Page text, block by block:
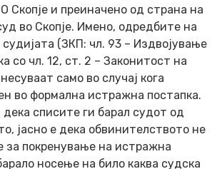
Скопје и преиначено од страна на
во Скопје. Имено, одредбите на
судијата (ЗКП: чл. 93 – Издвојување
со чл. 12, ст. 2 – Законитост на
само во случај кога
во формална истражна постапка.
списите ги барал судот од
јасно е дека обвинителството не
за покренување на истражна
носење на било каква судска